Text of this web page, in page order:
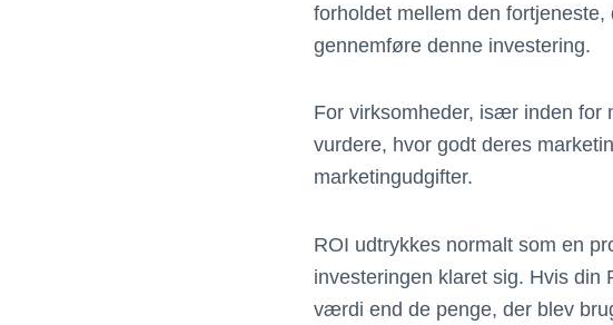
forholdet mellem den
gennemføre denne investering.
For virksomheder, især inden for
vurdere, hvor godt deres
marketingudgifter.
ROI udtrykkes normalt som en
investeringen klaret sig. Hvis din
værdi end de penge, der blev